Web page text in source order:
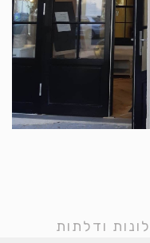
ודלתות